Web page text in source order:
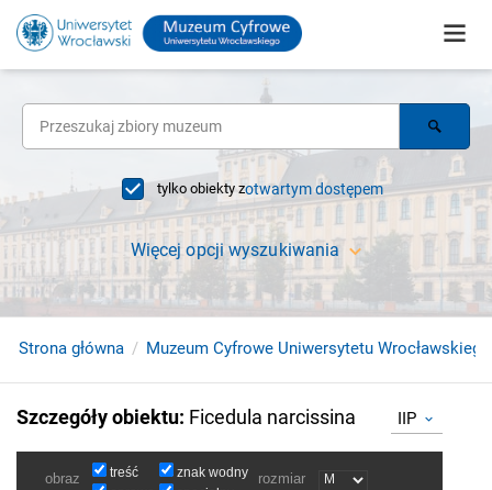
tylko obiekty zotwartym dostępem
Więcej opcji wyszukiwania
Strona główna Muzeum Cyfrowe Uniwersytetu Wrocławskiego
Szczegóły obiektu: Ficedula narcissina IIP